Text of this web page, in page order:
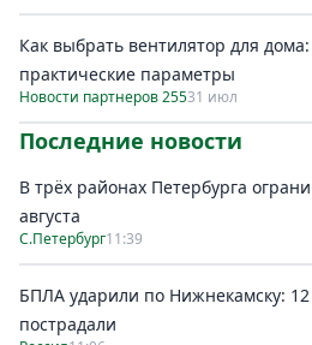
Как выбрать вентилятор для
практические параметры
Новости партнеров 25531 июл
Последние новости
В трёх районах Петербурга
августа
С.Петербург11:39
БПЛА ударили по Нижнекамску:
пострадали